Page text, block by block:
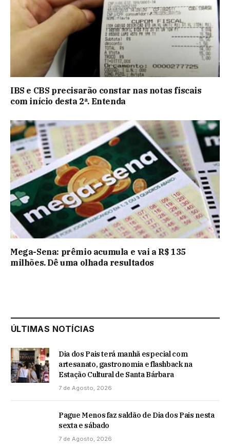
IBS e CBS precisarão constar nas notas fiscais
com início desta 2ª. Entenda
Mega-Sena: prêmio acumula e vai a R$ 135
milhões. Dê uma olhada resultados
ÚLTIMAS NOTÍCIAS
Dia dos Pais terá manhã especial com
artesanato, gastronomia e flashback na
Estação Cultural de Santa Bárbara
7 de Agosto, 2026
Pague Menos faz saldão de Dia dos Pais nesta
sexta e sábado
7 de Agosto, 2026